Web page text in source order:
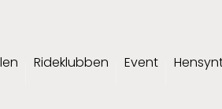
Rideklubben Event